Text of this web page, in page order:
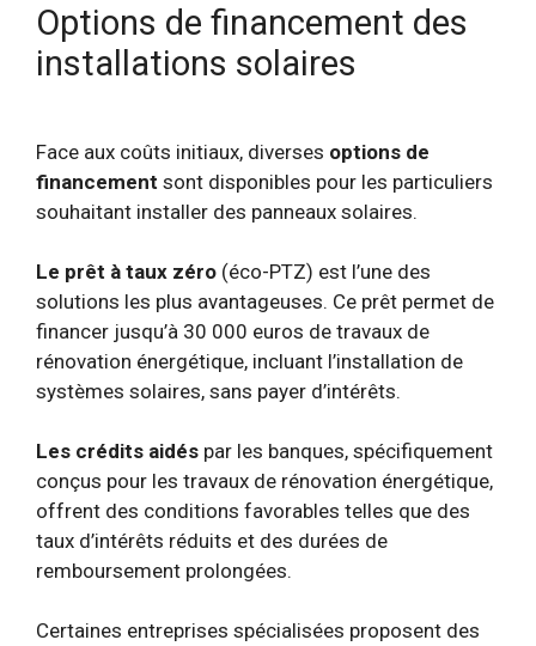
Options de financement des
installations solaires
Face aux coûts initiaux, diverses options de
financement sont disponibles pour les particuliers
souhaitant installer des panneaux solaires.
Le prêt à taux zéro (éco-PTZ) est l’une des
solutions les plus avantageuses. Ce prêt permet de
financer jusqu’à 30 000 euros de travaux de
rénovation énergétique, incluant l’installation de
systèmes solaires, sans payer d’intérêts.
Les crédits aidés par les banques, spécifiquement
conçus pour les travaux de rénovation énergétique,
offrent des conditions favorables telles que des
taux d’intérêts réduits et des durées de
remboursement prolongées.
Certaines entreprises spécialisées proposent des